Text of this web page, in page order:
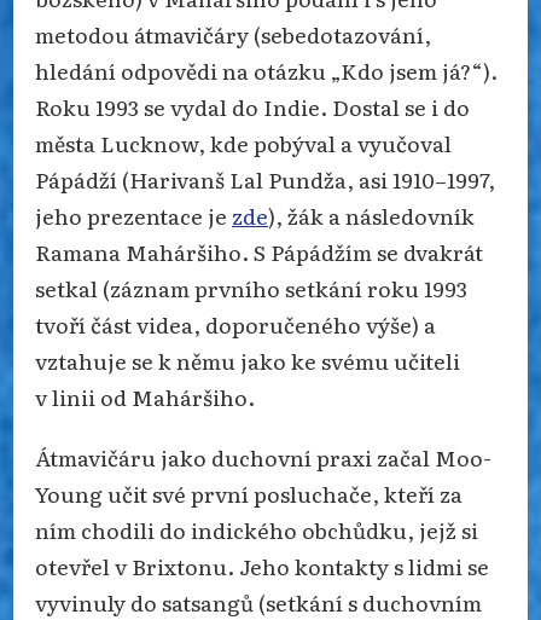
metodou átmavičáry (sebedotazování,
hledání odpovědi na otázku „Kdo jsem já?“).
Roku 1993 se vydal do Indie. Dostal se i do
města Lucknow, kde pobýval a vyučoval
Pápádží (Harivanš Lal Pundža, asi 1910–1997,
jeho prezentace je zde), žák a následovník
Ramana Maháršiho. S Pápádžím se dvakrát
setkal (záznam prvního setkání roku 1993
tvoří část videa, doporučeného výše) a
vztahuje se k němu jako ke svému učiteli
v linii od Maháršiho.
Átmavičáru jako duchovní praxi začal Moo-
Young učit své první posluchače, kteří za
ním chodili do indického obchůdku, jejž si
otevřel v Brixtonu. Jeho kontakty s lidmi se
vyvinuly do satsangů (setkání s duchovním